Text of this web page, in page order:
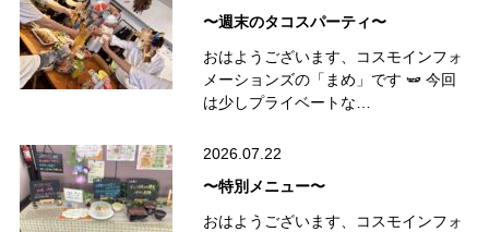
〜週末のタコスパーティ〜
おはようございます、コスモインフォ
メーションズの「まめ」です 🫛 今回
は少しプライベートな…
2026.07.22
〜特別メニュー〜
おはようございます、コスモインフォ